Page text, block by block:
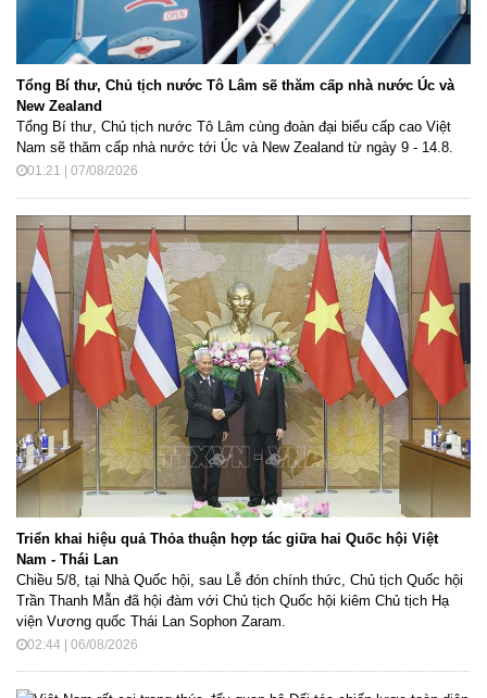
Tổng Bí thư, Chủ tịch nước Tô Lâm sẽ thăm cấp nhà nước Úc và
New Zealand
Tổng Bí thư, Chủ tịch nước Tô Lâm cùng đoàn đại biểu cấp cao Việt
Nam sẽ thăm cấp nhà nước tới Úc và New Zealand từ ngày 9 - 14.8.
01:21 | 07/08/2026
Triển khai hiệu quả Thỏa thuận hợp tác giữa hai Quốc hội Việt
Nam - Thái Lan
Chiều 5/8, tại Nhà Quốc hội, sau Lễ đón chính thức, Chủ tịch Quốc hội
Trần Thanh Mẫn đã hội đàm với Chủ tịch Quốc hội kiêm Chủ tịch Hạ
viện Vương quốc Thái Lan Sophon Zaram.
02:44 | 06/08/2026